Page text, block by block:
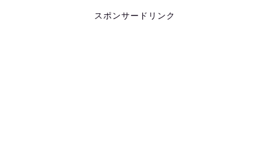
スポンサードリンク